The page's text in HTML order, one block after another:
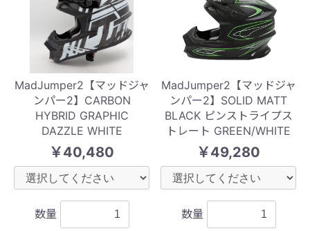
MadJumper2【マッドジャ
ンパー2】CARBON
HYBRID GRAPHIC
DAZZLE WHITE
￥40,480
数量
MadJumper2【マッドジャ
ンパー2】SOLID MATT
BLACK ピンストライプス
トレート GREEN/WHITE
￥49,280
数量